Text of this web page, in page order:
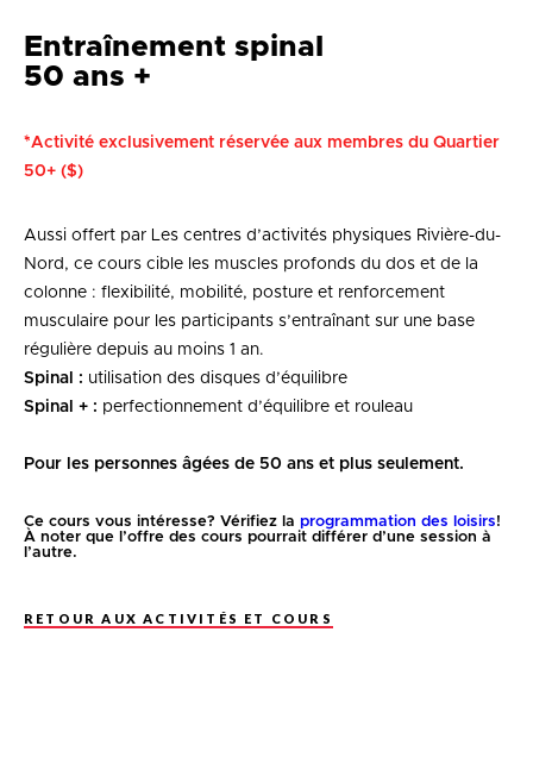
Entraînement spinal
50 ans +
*Activité exclusivement réservée aux membres du Quartier
50+ ($)
Aussi offert par Les centres d’activités physiques Rivière-du-
Nord, ce cours cible les muscles profonds du dos et de la
colonne : flexibilité, mobilité, posture et renforcement
musculaire pour les participants s’entraînant sur une base
régulière depuis au moins 1 an.
Spinal : utilisation des disques d’équilibre
Spinal + : perfectionnement d’équilibre et rouleau
Pour les personnes âgées de 50 ans et plus seulement.
Ce cours vous intéresse? Vérifiez la programmation des loisirs!
À noter que l’offre des cours pourrait différer d’une session à
l’autre.
RETOUR AUX ACTIVITÉS ET COURS